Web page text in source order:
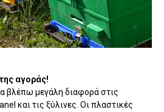
αγοράς!
βλέπω μεγάλη διαφορά στις
και τις ξύλινες. Οι πλαστικές